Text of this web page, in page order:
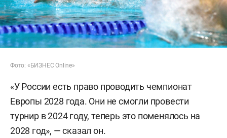
Фото: «БИЗНЕС Online»
«У России есть право проводить чемпионат
Европы 2028 года. Они не смогли провести
турнир в 2024 году, теперь это поменялось на
2028 год», — сказал он.